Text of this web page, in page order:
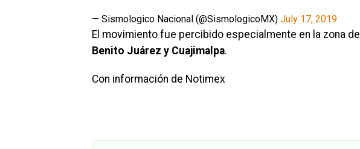
— Sismologico Nacional (@SismologicoMX) July 17, 2019
El movimiento fue percibido especialmente en la zona de
Benito Juárez y Cuajimalpa.
Con información de Notimex